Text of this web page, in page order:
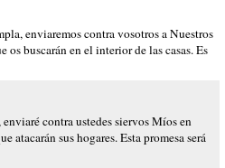
enviaremos contra vosotros a Nuestros
os buscarán en el interior de las casas. Es
contra ustedes siervos Míos en
atacarán sus hogares. Esta promesa será